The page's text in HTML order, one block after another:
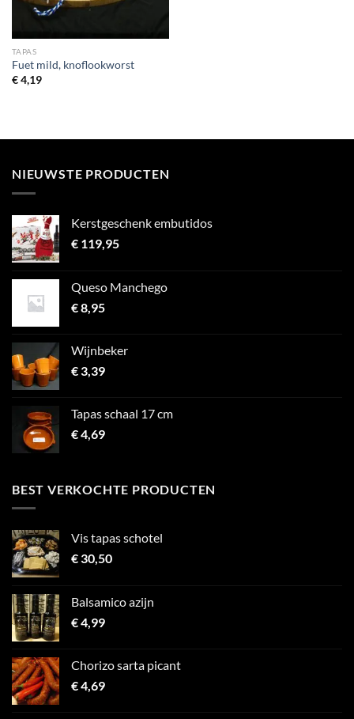
TAPAS
Fuet mild, knoflookworst
€4,19
NIEUWSTE PRODUCTEN
Kerstgeschenk embutidos
€ 119,95
Queso Manchego
€8,95
Wijnbeker
€3,39
Tapas schaal 17 cm
€4,69
BEST VERKOCHTE PRODUCTEN
Vis tapas schotel
€30,50
Balsamico azijn
€4,99
Chorizo sarta picant
€4,69